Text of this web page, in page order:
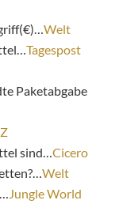
Welt
Tagespost
Paketabgabe
sind…Cicero
Welt
Jungle World